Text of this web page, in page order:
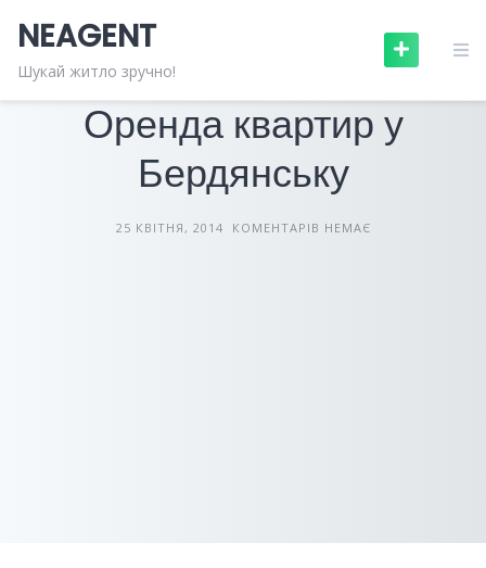
content
NEAGENT
Шукай житло зручно!НЕРУХОМІСТЬ
Оренда квартир у
Бердянську
25 КВІТНЯ, 2014 КОМЕНТАРІВ НЕМАЄ